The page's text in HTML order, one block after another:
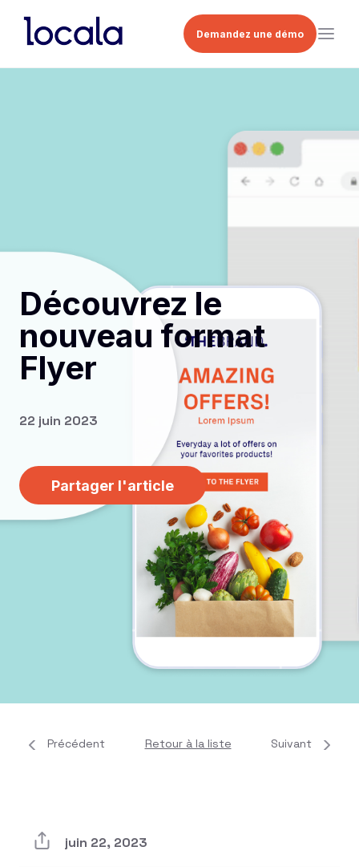
Demandez une démo
Découvrez le
nouveau format
Flyer
22 juin 2023
Partager l'article
Précédent Retour à la liste Suivant
juin 22, 2023